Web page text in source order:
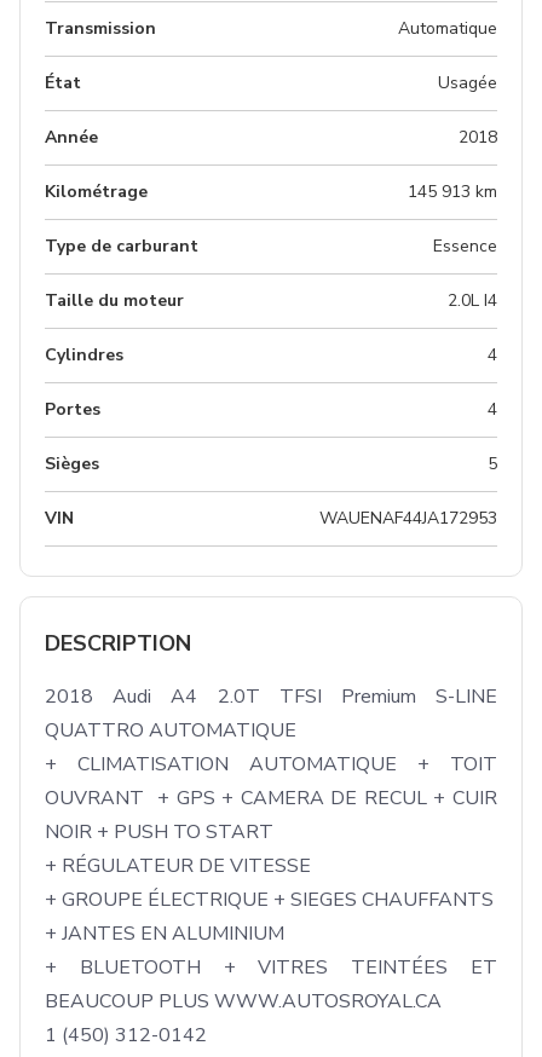
Transmission Automatique
État Usagée
Année 2018
Kilométrage 145 913 km
Type de carburant Essence
Taille du moteur 2.0L I4
Cylindres 4
Portes 4
Sièges 5
VIN WAUENAF44JA172953
DESCRIPTION
2018 Audi A4 2.0T TFSI Premium S-LINE
QUATTRO AUTOMATIQUE
+ CLIMATISATION AUTOMATIQUE + TOIT
OUVRANT  + GPS + CAMERA DE RECUL + CUIR
NOIR + PUSH TO START
+ RÉGULATEUR DE VITESSE
+ GROUPE ÉLECTRIQUE + SIEGES CHAUFFANTS
+ JANTES EN ALUMINIUM
+ BLUETOOTH + VITRES TEINTÉES ET
BEAUCOUP PLUS WWW.AUTOSROYAL.CA
1 (450) 312-0142